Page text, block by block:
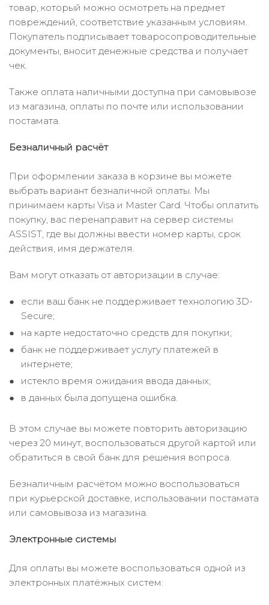
товар, который можно осмотреть на предмет
повреждений, соответствие указанным условиям.
Покупатель подписывает товаросопроводительные
документы, вносит денежные средства и получает
чек.
Также оплата наличными доступна при самовывозе
из магазина, оплаты по почте или использовании
постамата.
Безналичный расчёт
При оформлении заказа в корзине вы можете
выбрать вариант безналичной оплаты. Мы
принимаем карты Visa и Master Card. Чтобы оплатить
покупку, вас перенаправит на сервер системы
ASSIST, где вы должны ввести номер карты, срок
действия, имя держателя.
Вам могут отказать от авторизации в случае:
если ваш банк не поддерживает технологию 3D-
Secure;
на карте недостаточно средств для покупки;
банк не поддерживает услугу платежей в
интернете;
истекло время ожидания ввода данных;
в данных была допущена ошибка.
В этом случае вы можете повторить авторизацию
через 20 минут, воспользоваться другой картой или
обратиться в свой банк для решения вопроса.
Безналичным расчётом можно воспользоваться
при курьерской доставке, использовании постамата
или самовывоза из магазина.
Электронные системы
Для оплаты вы можете воспользоваться одной из
электронных платёжных систем: